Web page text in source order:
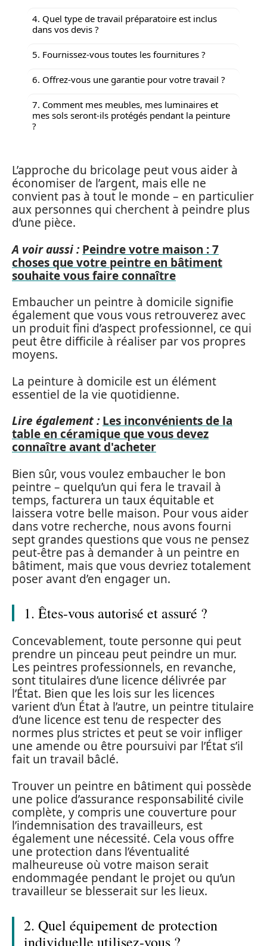
4. Quel type de travail préparatoire est inclus
dans vos devis ?
5. Fournissez-vous toutes les fournitures ?
6. Offrez-vous une garantie pour votre travail ?
7. Comment mes meubles, mes luminaires et
mes sols seront-ils protégés pendant la peinture
?
L’approche du bricolage peut vous aider à
économiser de l’argent, mais elle ne
convient pas à tout le monde – en particulier
aux personnes qui cherchent à peindre plus
d’une pièce.
A voir aussi : Peindre votre maison : 7
choses que votre peintre en bâtiment
souhaite vous faire connaître
Embaucher un peintre à domicile signifie
également que vous vous retrouverez avec
un produit fini d’aspect professionnel, ce qui
peut être difficile à réaliser par vos propres
moyens.
La peinture à domicile est un élément
essentiel de la vie quotidienne.
Lire également : Les inconvénients de la
table en céramique que vous devez
connaître avant d'acheter
Bien sûr, vous voulez embaucher le bon
peintre – quelqu’un qui fera le travail à
temps, facturera un taux équitable et
laissera votre belle maison. Pour vous aider
dans votre recherche, nous avons fourni
sept grandes questions que vous ne pensez
peut-être pas à demander à un peintre en
bâtiment, mais que vous devriez totalement
poser avant d’en engager un.
1. Êtes-vous autorisé et assuré ?
Concevablement, toute personne qui peut
prendre un pinceau peut peindre un mur.
Les peintres professionnels, en revanche,
sont titulaires d’une licence délivrée par
l’État. Bien que les lois sur les licences
varient d’un État à l’autre, un peintre titulaire
d’une licence est tenu de respecter des
normes plus strictes et peut se voir infliger
une amende ou être poursuivi par l’État s’il
fait un travail bâclé.
Trouver un peintre en bâtiment qui possède
une police d’assurance responsabilité civile
complète, y compris une couverture pour
l’indemnisation des travailleurs, est
également une nécessité. Cela vous offre
une protection dans l’éventualité
malheureuse où votre maison serait
endommagée pendant le projet ou qu’un
travailleur se blesserait sur les lieux.
2. Quel équipement de protection
individuelle utilisez-vous ?